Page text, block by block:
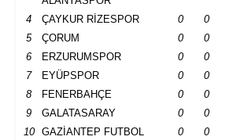
4 ÇAYKUR RİZESPOR 0
0
5
ÇORUM 0
0
6
ERZURUMSPOR 0
0
7
EYÜPSPOR 0
0
8
FENERBAHÇE 0
0
9
GALATASARAY 0
0
10
GAZİANTEP FUTBOL
0 0